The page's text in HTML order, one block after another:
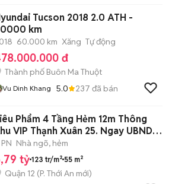
Tucson 2018 2.0 ATH -
km
60.000 km Xăng Tự động
đ
Thành phố Buôn Ma Thuột
Vu Dinh Khang 5.0 237 đã bán
Phẩm 4 Tầng Hẻm 12m Thông
VIP Thạnh Xuân 25. Ngay UBND
Nhà ngõ, hẻm
tỷ 123 tr/m² 55 m²
Quận 12 (P. Thới An mới)